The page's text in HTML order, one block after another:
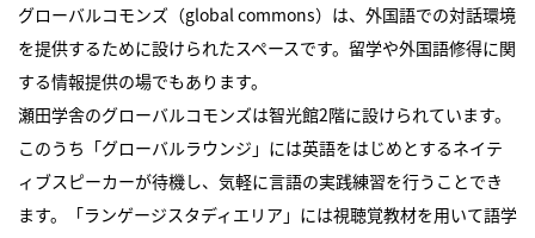
グローバルコモンズ（global commons）は、外国語での対話環境
を提供するために設けられたスペースです。留学や外国語修得に関
する情報提供の場でもあります。
瀬田学舎のグローバルコモンズは智光館2階に設けられています。
このうち「グローバルラウンジ」には英語をはじめとするネイテ
ィブスピーカーが待機し、気軽に言語の実践練習を行うことでき
ます。「ランゲージスタディエリア」には視聴覚教材を用いて語学